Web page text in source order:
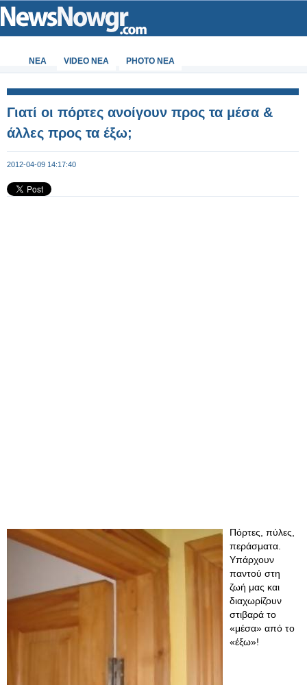
ΝΕΑ VIDEO NEA PHOTO NEA
Γιατί οι πόρτες ανοίγουν προς τα μέσα &
άλλες προς τα έξω;
2012-04-09 14:17:40
Πόρτες, πύλες,
περάσματα.
Υπάρχουν
παντού στη
ζωή μας και
διαχωρίζουν
στιβαρά το
«μέσα» από το
«έξω»!